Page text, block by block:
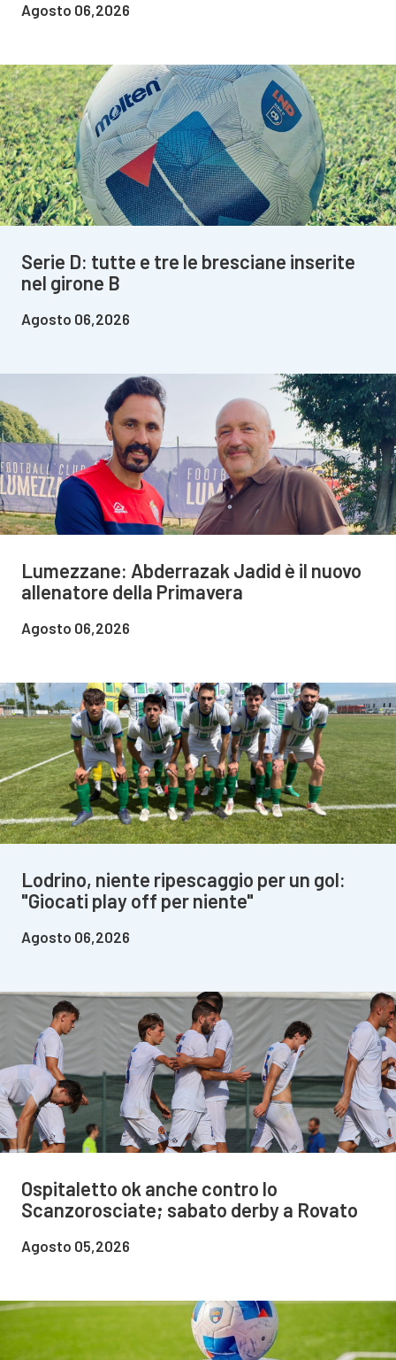
Agosto 06,2026
Serie D: tutte e tre le bresciane inserite
nel girone B
Agosto 06,2026
Lumezzane: Abderrazak Jadid è il nuovo
allenatore della Primavera
Agosto 06,2026
Lodrino, niente ripescaggio per un gol:
"Giocati play off per niente"
Agosto 06,2026
Ospitaletto ok anche contro lo
Scanzorosciate; sabato derby a Rovato
Agosto 05,2026